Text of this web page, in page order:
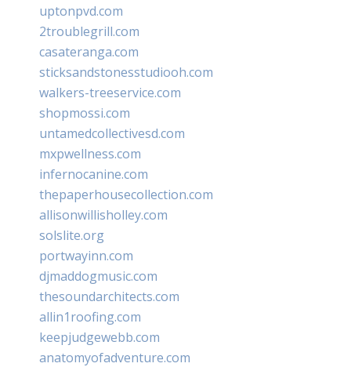
uptonpvd.com
2troublegrill.com
casateranga.com
sticksandstonesstudiooh.com
walkers-treeservice.com
shopmossi.com
untamedcollectivesd.com
mxpwellness.com
infernocanine.com
thepaperhousecollection.com
allisonwillisholley.com
solslite.org
portwayinn.com
djmaddogmusic.com
thesoundarchitects.com
allin1roofing.com
keepjudgewebb.com
anatomyofadventure.com